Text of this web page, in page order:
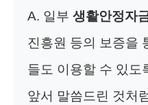
A. 일부 생활안정자
진흥원 등의 보증을
들도 이용할 수 있도
앞서 말씀드린 것처